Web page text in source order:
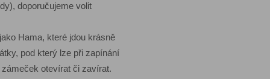
doporučujeme volit
Hama, které jdou krásně
pod který lze při zapínání
otevírat či zavírat.